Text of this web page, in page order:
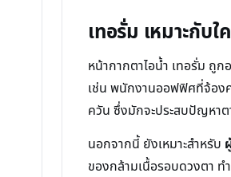
เทอรั่ม เหมาะกับใ
หน้ากากตาไอน้ำ เทอรั่ม ถู
เช่น พนักงานออฟฟิศที่จ้อง
ควัน ซึ่งมักจะประสบปัญหา
นอกจากนี้ ยังเหมาะสำหรับ
ของกล้ามเนื้อรอบดวงตา